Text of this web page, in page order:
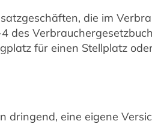
die im
für einen Stellplatz
eine eigene